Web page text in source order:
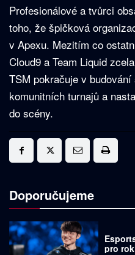
Profesionálové a tvůrci
toho, že špičková
v Apexu. Mezitím co
Cloud9 a Team Liquid
TSM pokračuje v
komunitních turnajů a
do scény.
Doporučujeme
pro